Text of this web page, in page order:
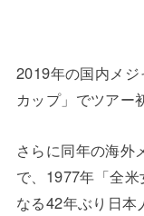
2019年の国内メ
カップ」でツアー
さらに同年の海外
で、1977年「全
なる42年ぶり日本